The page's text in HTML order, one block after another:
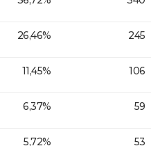
26,46% 245
11,45% 106
6,37% 59
5,72% 53